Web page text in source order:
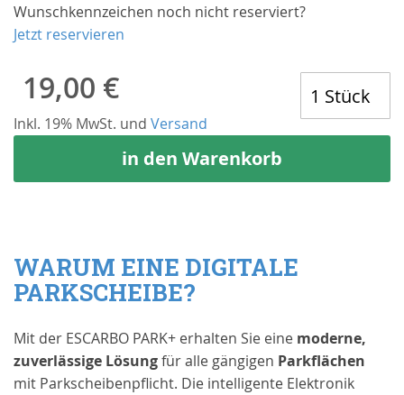
Wunschkennzeichen noch nicht reserviert?
Jetzt reservieren
19,00 €
Inkl. 19% MwSt. und Versand
in den Warenkorb
WARUM EINE DIGITALE
PARKSCHEIBE?
Mit der ESCARBO PARK+ erhalten Sie eine moderne,
zuverlässige Lösungfür alle gängigen Parkflächen
mit Parkscheibenpflicht. Die intelligente Elektronik